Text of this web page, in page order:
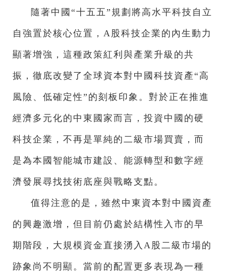
隨著中國“十五五”規劃將高水平科技自立
自強置於核心位置，A股科技企業的內生動力
顯著增強，這種政策紅利與產業升級的共
振，徹底改變了全球資本對中國科技資產“高
風險、低確定性”的刻板印象。對於正在推進
經濟多元化的中東國家而言，投資中國的硬
科技企業，不再是單純的二級市場買賣，而
是為本國智能城市建設、能源轉型和數字經
濟發展尋找技術底座與戰略支點。
值得注意的是，雖然中東資本對中國資產
的興趣激增，但目前仍處於結構性入市的早
期階段，大規模資金直接湧入A股二級市場的
跡象尚不明顯。當前的配置更多表現為一種